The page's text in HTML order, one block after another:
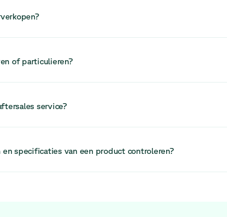
worden doorverkocht, hergebruikt of teruggebracht in
of particulieren?
op bedrijven, maar kunnen ook particuliere kopers
te ondersteunen.
service?
en een retourtermijn van 30 dagen. Ons team
en specificaties van een product controleren?
informatie over de afmetingen, materialen en